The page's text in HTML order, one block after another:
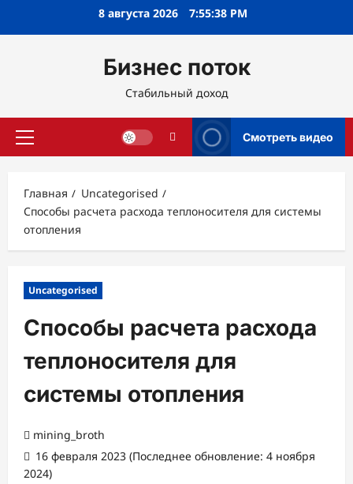
8 августа 2026 7:55:39 PM
Бизнес поток
Стабильный доход
Основное
Смотреть видео
Главная
Uncategorised
Способы расчета расхода теплоносителя для системы
отопления
Uncategorised
Способы расчета расхода
теплоносителя для
системы отопления
mining_broth
16 февраля 2023 (Последнее обновление: 4 ноября
2024)